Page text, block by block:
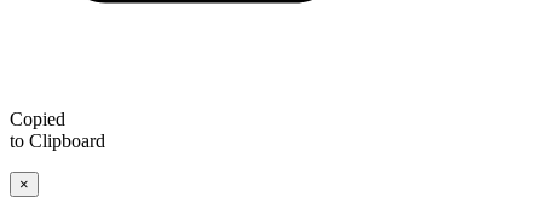
Copied
to Clipboard
×